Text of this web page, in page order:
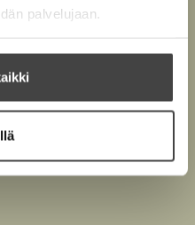
palvelujaan.